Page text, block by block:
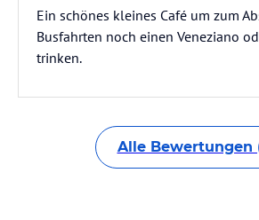
Ein schönes kleines Café um zum
Busfahrten noch einen Veneziano
trinken.
Alle Bewertungen